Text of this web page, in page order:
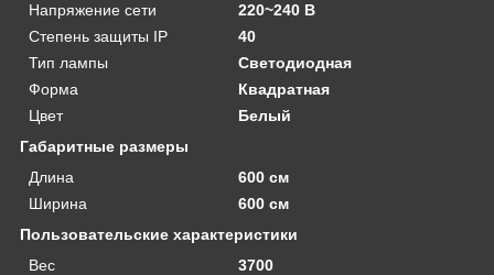
Напряжение сети
220~240 В
Степень защиты IP
40
Тип лампы
Светодиодная
Форма
Квадратная
Цвет
Белый
Габаритные размеры
Длина
600 см
Ширина
600 см
Пользовательские характеристики
Вес
3700